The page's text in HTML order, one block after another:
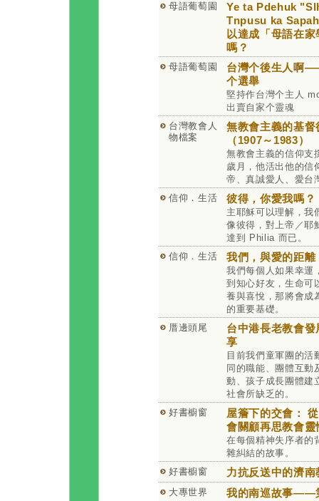
母語葡萄園
Ye ta Pdehuk
Tnpusu ka
以達成「母語在
嗎？
母語葡萄園
台灣个後生人啊
个選舉
堅持作台灣个主人
出賣自家个靈魂
台灣教會人
物檔案
無教會主義的基
（1907～1983）
無教會主義的信仰支
歲月，他活出他的
帝、真誠愛人、愛台
信仰．生活
彼得，你愛我嗎？
主耶穌可以理解，我
像彼得，對上帝／耶
達到 Philia 而已。
信仰．生活
我們，與愛的距離
我們每個人如果幸運
到知心好友，生命可
養與喜悅，那將會成
的重要基礎。
厝邊頭尾
台中港長老教會
享
目前我們童軍團的活
同的職能、團體互動
動、孩子成長團體建
社會所缺乏的。
好書櫥窗
屋簷下的交會：
會關顧再思教會靈
在每個精神失序者的
雜糾結的故事。
好書櫥窗
力抗反送中的濟南
大專世界
我的南巡故事——